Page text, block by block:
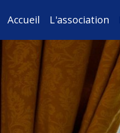
Accueil L'association